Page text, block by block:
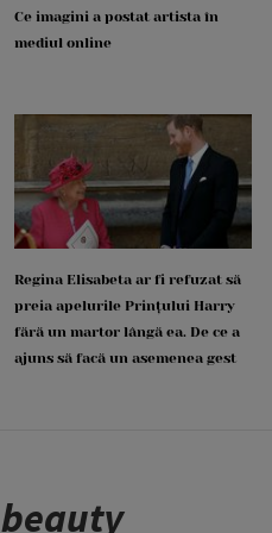
Ce imagini a postat artista în
mediul online
Regina Elisabeta ar fi refuzat să
preia apelurile Prințului Harry
fără un martor lângă ea. De ce a
ajuns să facă un asemenea gest
beauty